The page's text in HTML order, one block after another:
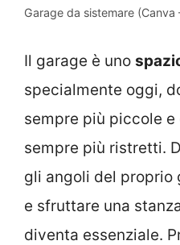
Garage da sistemare (Canva
Il garage è uno
specialmente oggi,
sempre più piccole
sempre più ristretti.
gli angoli del proprio
e sfruttare una
diventa essenziale.